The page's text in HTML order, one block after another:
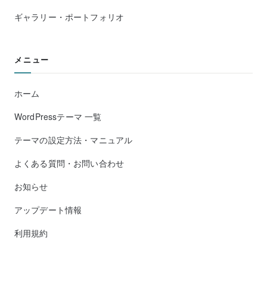
ギャラリー・ポートフォリオ
メニュー
ホーム
WordPressテーマ 一覧
テーマの設定方法・マニュアル
よくある質問・お問い合わせ
お知らせ
アップデート情報
利用規約